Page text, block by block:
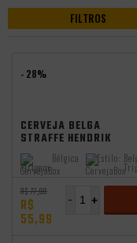
FILTROS
- 28%
CERVEJA BELGA
STRAFFE HENDRIK
WILD SAFRA 2022
330ML
Origem:
Bélgica Estilo:
R$ 77,99
R$
55,99
+
-